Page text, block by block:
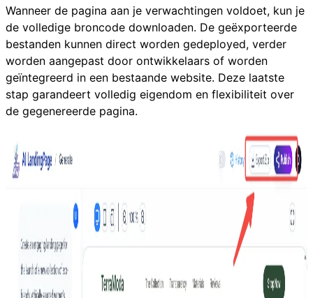
Wanneer de pagina aan je verwachtingen voldoet, kun je
de volledige broncode downloaden. De geëxporteerde
bestanden kunnen direct worden gedeployed, verder
worden aangepast door ontwikkelaars of worden
geïntegreerd in een bestaande website. Deze laatste
stap garandeert volledig eigendom en flexibiliteit over
de gegenereerde pagina.